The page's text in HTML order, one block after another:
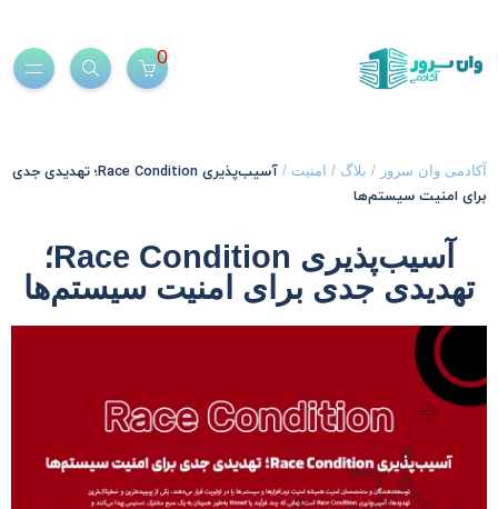
وان سرور / بلاگ/ امنیت/
آسیب‌پذیری Race Condition؛ تهدیدی جدی
امنیت سیستم‌ها
آسیب‌پذیری Race Condition؛
تهدیدی جدی برای امنیت سیستم‌ها